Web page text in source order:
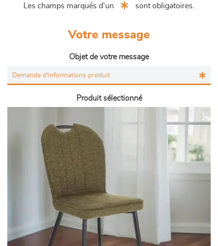
Les champs marqués d'un sont obligatoires.
Votre message
Objet de votre message
Produit sélectionné